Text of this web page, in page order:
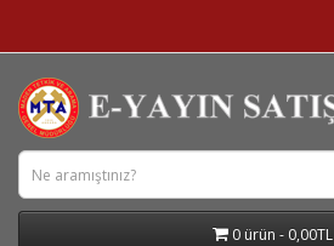
0 ürün - 0,00TL